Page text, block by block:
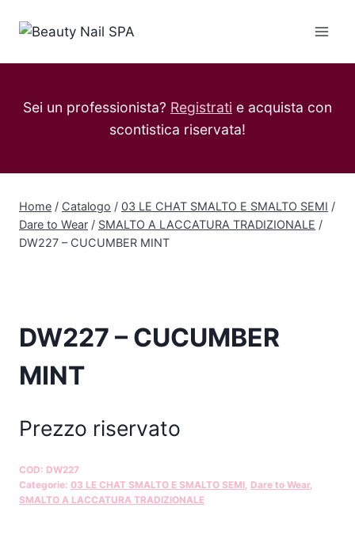
Sei un professionista? Registrati e acquista con
scontistica riservata!
Home / Catalogo / 03 LE CHAT SMALTO E SMALTO SEMI /
Dare to Wear / SMALTO A LACCATURA TRADIZIONALE /
DW227 – CUCUMBER MINT
DW227 – CUCUMBER
MINT
Prezzo riservato
COD: DW227
Categorie: 03 LE CHAT SMALTO E SMALTO SEMI Dare to Wear,
SMALTO A LACCATURA TRADIZIONALE